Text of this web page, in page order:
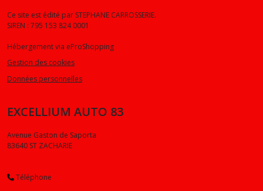
Ce site est édité par STEPHANE CARROSSERIE.
SIREN : 795 153 824 0001
Hébergement via eProShopping
Gestion des cookies
Données personnelles
EXCELLIUM AUTO 83
Avenue Gaston de Saporta
83640 ST ZACHARIE
Téléphone